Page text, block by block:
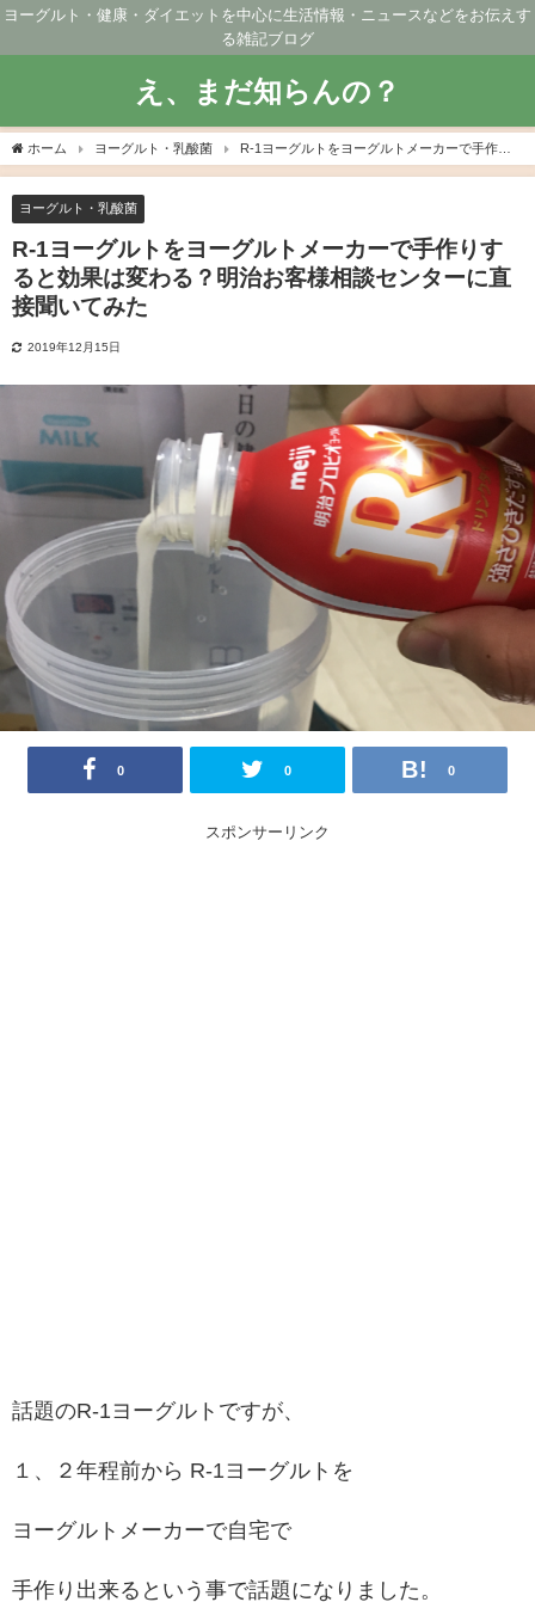
ヨーグルト・健康・ダイエットを中心に生活情報・ニュースなどをお伝えす
る雑記ブログ
え、まだ知らんの？
ホーム ヨーグルト・乳酸菌
R-1ヨーグルトをヨーグルトメーカーで手作り
すると効果は変わる？明治お客様相談センターに直接聞いてみた
ヨーグルト・乳酸菌
R-1ヨーグルトをヨーグルトメーカーで手作りす
ると効果は変わる？明治お客様相談センターに直
接聞いてみた
2019年12月15日
0 0 0
スポンサーリンク
話題のR-1ヨーグルトですが、
１、２年程前から R-1ヨーグルトを
ヨーグルトメーカーで自宅で
手作り出来るという事で話題になりました。